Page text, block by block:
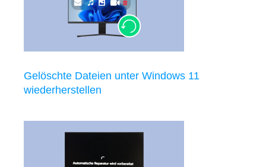
Gelöschte Dateien unter Windows 11
wiederherstellen